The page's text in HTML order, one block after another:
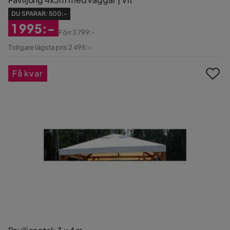
DU SPARAR: 500:-
Rabatterat
1 995:-
Original
Förr3 799:-
Tidigare lägsta pris 2 495:-
Få kvar